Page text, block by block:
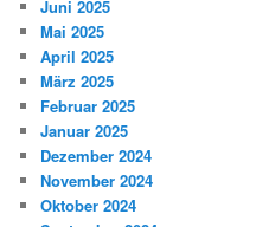
Juni 2025
Mai 2025
April 2025
März 2025
Februar 2025
Januar 2025
Dezember 2024
November 2024
Oktober 2024